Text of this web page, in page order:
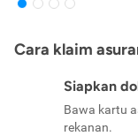
Cara klaim
Siapkan
Bawa kartu
rekanan.